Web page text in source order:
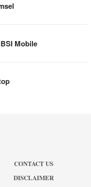
Mobile
CONTACT US
DISCLAIMER